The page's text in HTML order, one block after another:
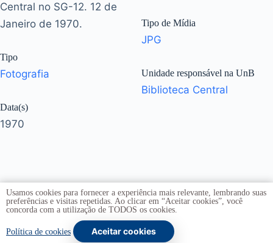
Central no SG-12. 12 de
Janeiro de 1970.
Tipo
Fotografia
Data(s)
1970
Tipo de Mídia
JPG
Unidade responsável na UnB
Biblioteca Central
Copyright © 2026 - Universidade de Brasília . Todos os
Usamos cookies para fornecer a experiência mais relevante, lembrando suas
preferências e visitas repetidas. Ao clicar em “Aceitar cookies”, você
concorda com a utilização de TODOS os cookies.
Política de cookies Aceitar cookies